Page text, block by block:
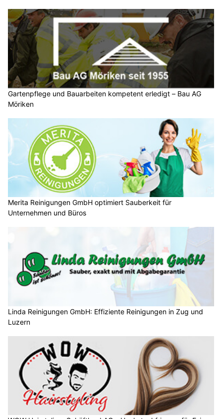
Gartenpflege und Bauarbeiten kompetent erledigt – Bau AG
Möriken
Merita Reinigungen GmbH optimiert Sauberkeit für
Unternehmen und Büros
Linda Reinigungen GmbH: Effiziente Reinigungen in Zug und
Luzern